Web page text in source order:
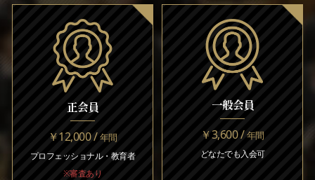
正会員
￥12,000 /年間
プロフェッショナル・教育者
※審査あり
一般会員
￥3,600 /年間
どなたでも入会可